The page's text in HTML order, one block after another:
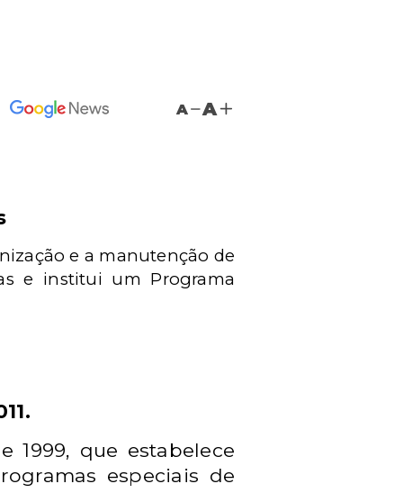
A A
e a manutenção de
e institui um Programa
1999, que estabelece
especiais de